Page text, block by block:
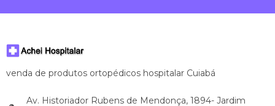
venda de produtos ortopédicos hospitalar Cuiabá
Av. Historiador Rubens de Mendonça, 1894- Jardim